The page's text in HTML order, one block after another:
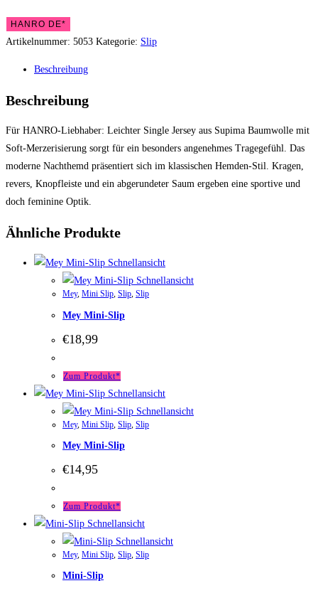
HANRO DE*
Artikelnummer: 5053 Kategorie: Slip
Beschreibung
Beschreibung
Für HANRO-Liebhaber: Leichter Single Jersey aus Supima Baumwolle mit
Soft-Merzerisierung sorgt für ein besonders angenehmes Tragegefühl. Das
moderne Nachthemd präsentiert sich im klassischen Hemden-Stil. Kragen,
revers, Knopfleiste und ein abgerundeter Saum ergeben eine sportive und
doch feminine Optik.
Ähnliche Produkte
Schnellansicht
Schnellansicht
Mey, Mini Slip, Slip, Slip
Mey Mini-Slip
€18,99
Zum Produkt*
Schnellansicht
Schnellansicht
Mey, Mini Slip Slip Slip
Mey Mini-Slip
€14,95
Zum Produkt*
Schnellansicht
Schnellansicht
Mey, Mini Slip Slip Slip
Mini-Slip